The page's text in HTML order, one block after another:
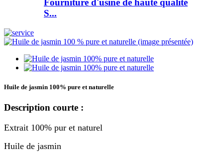
Fourniture d'usine de haute qualité
S...
Huile de jasmin 100% pure et naturelle
Description courte :
Extrait 100% pur et naturel
Huile de jasmin